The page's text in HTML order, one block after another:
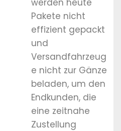
Pakete nicht
effizient gepackt
und
Versandfahrzeug
e nicht zur Gänze
beladen, um den
Endkunden, die
eine zeitnahe
Zustellung